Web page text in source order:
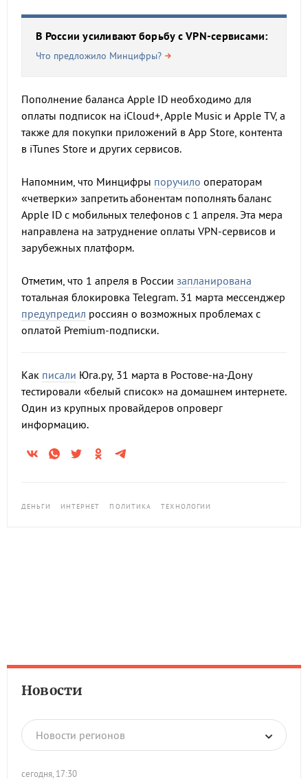
В России усиливают борьбу с VPN-сервисами:
Что предложило Минцифры?
Пополнение баланса Apple ID необходимо для
оплаты подписок на iCloud+, Apple Music и Apple TV, а
также для покупки приложений в App Store, контента
в iTunes Store и других сервисов.
Напомним, что Минцифры поручило операторам
«четверки» запретить абонентам пополнять баланс
Apple ID с мобильных телефонов с 1 апреля. Эта мера
направлена на затруднение оплаты VPN-сервисов и
зарубежных платформ.
Отметим, что 1 апреля в России запланирована
тотальная блокировка Telegram. 31 марта мессенджер
предупредил россиян о возможных проблемах с
оплатой Premium-подписки.
Как писали Юга.ру, 31 марта в Ростове-на-Дону
тестировали «белый список» на домашнем интернете.
Один из крупных провайдеров опроверг
информацию.
ДЕНЬГИ ИНТЕРНЕТ ПОЛИТИКА ТЕХНОЛОГИИ
Новости
Новости регионов
сегодня, 17:30